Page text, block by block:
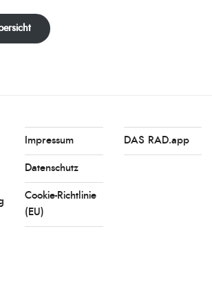
Impressum
Datenschutz
Cookie-Richtlinie
(EU)
DAS RAD.app